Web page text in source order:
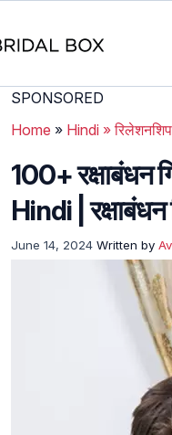
SPONSORED
Home » Hindi »
100+
Hindi | रक्षाबंधन
June 14, 2024 Written by